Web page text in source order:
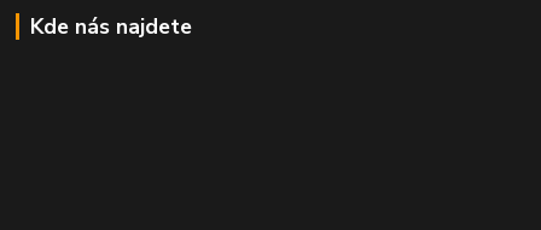
Kde nás najdete